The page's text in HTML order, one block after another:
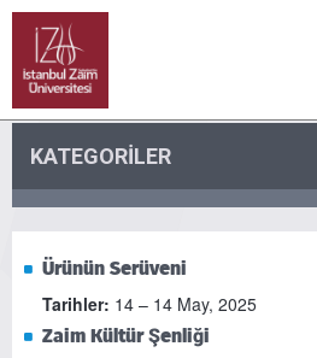
KATEGORİLER
Ürünün Serüveni
Tarihler: 14 – 14 May, 2025
Zaim Kültür Şenliği